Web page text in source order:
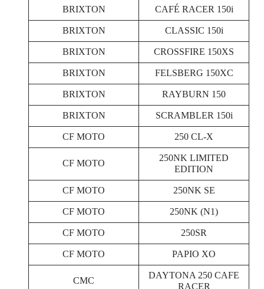
BRIXTON
CAFÉ RACER 150i
BRIXTON
CLASSIC 150i
BRIXTON
CROSSFIRE 150XS
BRIXTON
FELSBERG 150XC
BRIXTON
RAYBURN 150
BRIXTON
SCRAMBLER 150i
CF MOTO
250 CL-X
CF MOTO
250NK LIMITED
EDITION
CF MOTO
250NK SE
CF MOTO
250NK (N1)
CF MOTO
250SR
CF MOTO
PAPIO XO
CMC
DAYTONA 250 CAFE
RACER